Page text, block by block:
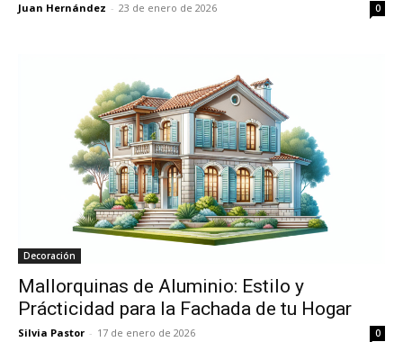
Juan Hernández - 23 de enero de 2026 0
Decoración
Mallorquinas de Aluminio: Estilo y
Prácticidad para la Fachada de tu Hogar
Silvia Pastor - 17 de enero de 2026 0